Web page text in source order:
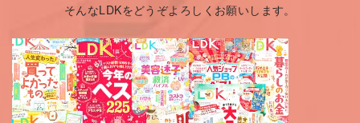
そんなLDKをどうぞよろしくお願いします。